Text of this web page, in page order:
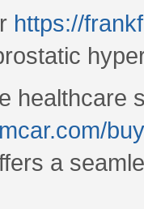
https://
healthcare
a